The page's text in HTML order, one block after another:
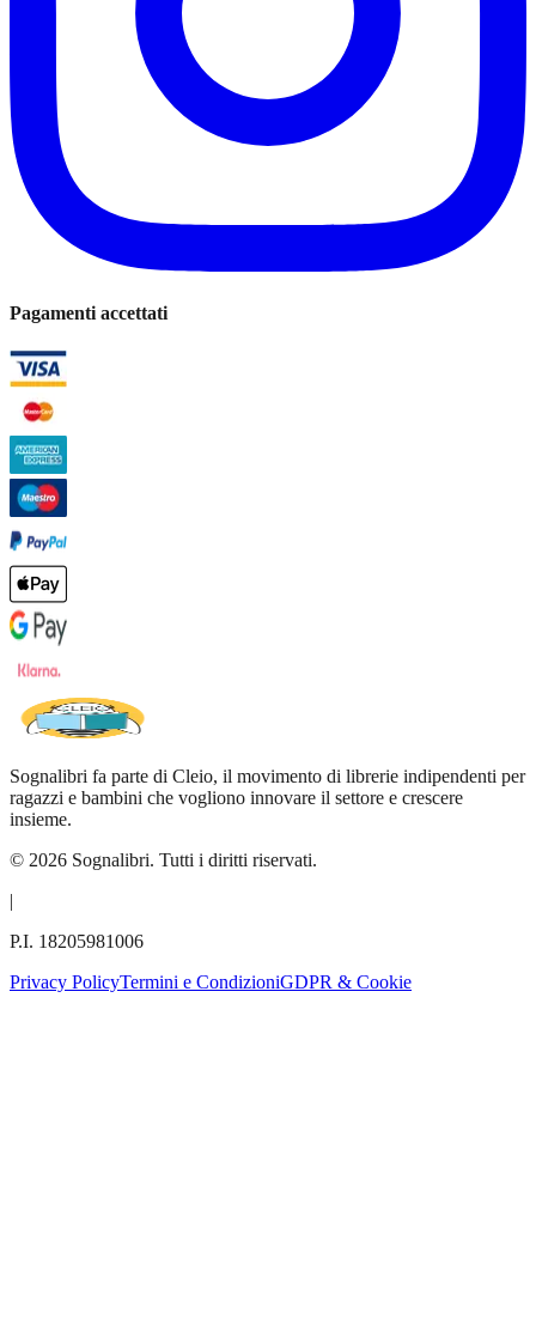
Pagamenti accettati
Sognalibri fa parte di Cleio, il movimento di librerie indipendenti per
ragazzi e bambini che vogliono innovare il settore e crescere
insieme.
© 2026 Sognalibri. Tutti i diritti riservati.
|
P.I. 18205981006
Privacy PolicyTermini e CondizioniGDPR & Cookie